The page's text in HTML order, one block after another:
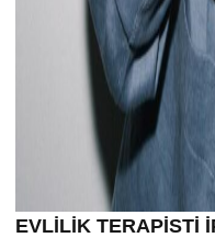
EVLİLİK TERAPİSTİ